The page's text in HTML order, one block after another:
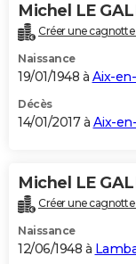
Michel LE
Créer une cagnotte
Naissance
19/01/1948 à Aix-
Décès
14/01/2017 à Aix-
Michel LE
Créer une cagnotte
Naissance
12/06/1948 à